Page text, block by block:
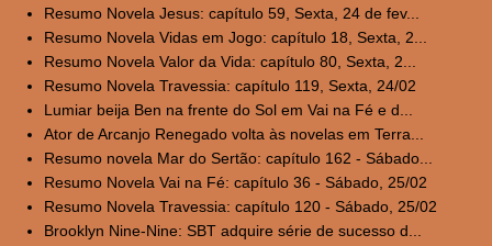
Resumo Novela Jesus: capítulo 59, Sexta, 24 de fev...
Resumo Novela Vidas em Jogo: capítulo 18, Sexta, 2...
Resumo Novela Valor da Vida: capítulo 80, Sexta, 2...
Resumo Novela Travessia: capítulo 119, Sexta, 24/02
Lumiar beija Ben na frente do Sol em Vai na Fé e d...
Ator de Arcanjo Renegado volta às novelas em Terra...
Resumo novela Mar do Sertão: capítulo 162 - Sábado...
Resumo Novela Vai na Fé: capítulo 36 - Sábado, 25/02
Resumo Novela Travessia: capítulo 120 - Sábado, 25/02
Brooklyn Nine-Nine: SBT adquire série de sucesso d...